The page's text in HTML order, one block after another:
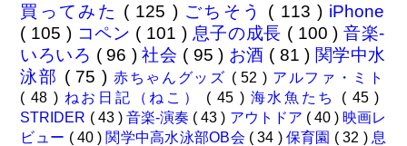
買ってみた ( 125 ) ごちそう ( 113 ) iPhone
( 105 ) コペン ( 101 ) 息子の成長 ( 100 )音楽-
いろいろ ( 96 )社会 ( 95 ) お酒 ( 81 ) 関学中水
泳部 ( 75 ) 赤ちゃんグッズ ( 52 ) アルファ・ミト
( 48 ) ねお日記（ねこ） ( 45 ) 海水魚たち ( 45 )
STRIDER ( 43 ) 音楽-演奏 ( 43 ) アウトドア ( 40 ) 映画レ
ビュー ( 40 ) 関学中高水泳部OB会 ( 34 ) 保育園 ( 32 ) 息